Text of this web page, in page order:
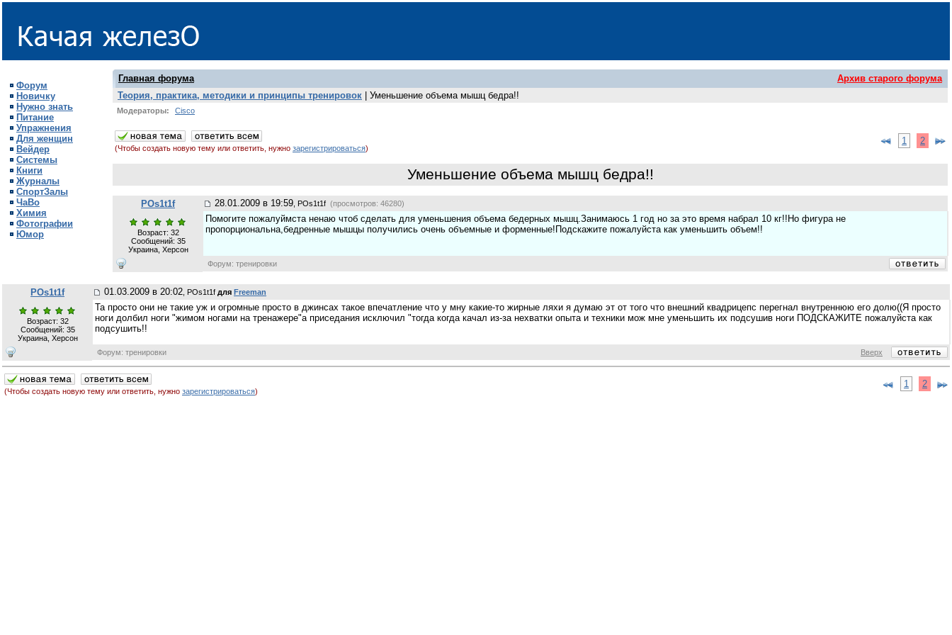
Форум
Новичку
Нужно знать
Питание
Упражнения
Для женщин
Вейдер
Системы
Книги
Журналы
СпортЗалы
ЧаВо
Химия
Фотографии
Юмор
Главная форума
Архив старого форума
Теория, практика, методики и принципы тренировок | Уменьшение объема мышц бедра!!
Модераторы: Cisco
(Чтобы создать новую тему или ответить, нужно зарегистрироваться)
1 2
Уменьшение объема мышц бедра!!
POs1t1f 28.01.2009 в 19:59 , POs1t1f (просмотров: 46280)
Возраст: 32
Сообщений: 35
Украина, Херсон
Помогите пожалуймста ненаю чтоб сделать для уменьшения объема бедерных мышц.Занимаюсь 1 год но за это время набрал 10 кг!!Но фигура не
пропорциональна,бедренные мышцы получились очень объемные и форменные!Подскажите пожалуйста как уменьшить объем!!
Форум: тренировки
POs1t1f 01.03.2009 в 20:02 , POs1t1f для Freeman
Возраст: 32
Сообщений: 35
Украина, Херсон
Та просто они не такие уж и огромные просто в джинсах такое впечатление что у мну какие-то жирные ляхи я думаю эт от того что внешний квадрицепс перегнал внутреннюю его долю((Я просто
ноги долбил ноги "жимом ногами на тренажере"а приседания исключил "тогда когда качал из-за нехватки опыта и техники мож мне уменьшить их подсушив ноги ПОДСКАЖИТЕ пожалуйста как
подсушить!!
Форум: тренировки Вверх
(Чтобы создать новую тему или ответить, нужно зарегистрироваться)
1 2